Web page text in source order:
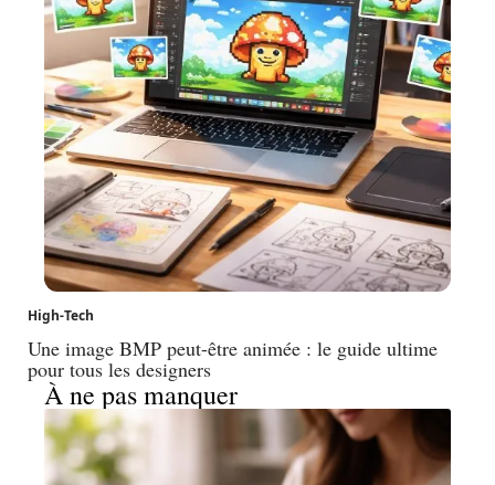
High-Tech
Une image BMP peut-être animée : le guide ultime
pour tous les designers
À ne pas manquer